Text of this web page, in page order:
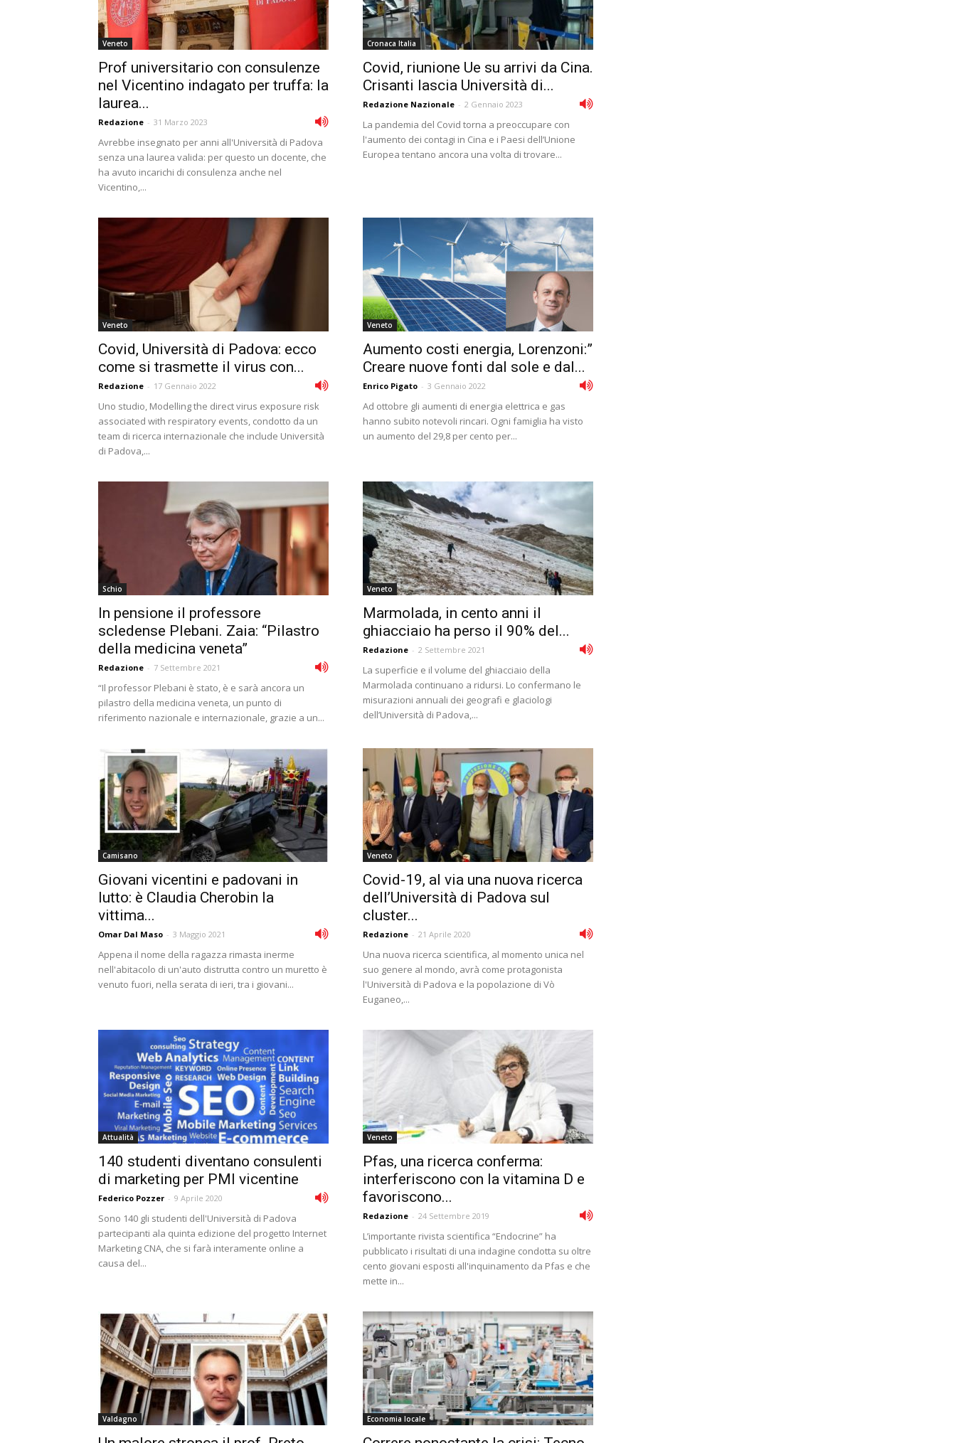
Veneto
Prof universitario con consulenze
nel Vicentino indagato per truffa: la
laurea...
Redazione - 31 Marzo 2023
Avrebbe insegnato per anni all'Università di Padova
senza una laurea valida: per questo un docente, che
ha avuto incarichi di consulenza anche nel
Vicentino,...
Cronaca Italia
Covid, riunione Ue su arrivi da Cina.
Crisanti lascia Università di...
Redazione Nazionale - 2 Gennaio 2023
La pandemia del Covid torna a preoccupare con
l'aumento dei contagi in Cina e i Paesi dell’Unione
Europea tentano ancora una volta di trovare...
Veneto
Covid, Università di Padova: ecco
come si trasmette il virus con...
Redazione - 17 Gennaio 2022
Uno studio, Modelling the direct virus exposure risk
associated with respiratory events, condotto da un
team di ricerca internazionale che include Università
di Padova,...
Veneto
Aumento costi energia, Lorenzoni:”
Creare nuove fonti dal sole e dal...
Enrico Pigato - 3 Gennaio 2022
Ad ottobre gli aumenti di energia elettrica e gas
hanno subito notevoli rincari. Ogni famiglia ha visto
un aumento del 29,8 per cento per...
Schio
In pensione il professore
scledense Plebani. Zaia: “Pilastro
della medicina veneta”
Redazione - 7 Settembre 2021
“Il professor Plebani è stato, è e sarà ancora un
pilastro della medicina veneta, un punto di
riferimento nazionale e internazionale, grazie a un...
Veneto
Marmolada, in cento anni il
ghiacciaio ha perso il 90% del...
Redazione - 2 Settembre 2021
La superficie e il volume del ghiacciaio della
Marmolada continuano a ridursi. Lo confermano le
misurazioni annuali dei geografi e glaciologi
dell’Università di Padova,...
Camisano
Giovani vicentini e padovani in
lutto: è Claudia Cherobin la
vittima...
Omar Dal Maso - 3 Maggio 2021
Appena il nome della ragazza rimasta inerme
nell'abitacolo di un'auto distrutta contro un muretto è
venuto fuori, nella serata di ieri, tra i giovani...
Veneto
Covid-19, al via una nuova ricerca
dell’Università di Padova sul
cluster...
Redazione - 21 Aprile 2020
Una nuova ricerca scientifica, al momento unica nel
suo genere al mondo, avrà come protagonista
l'Università di Padova e la popolazione di Vò
Euganeo,...
Attualità
140 studenti diventano consulenti
di marketing per PMI vicentine
Federico Pozzer - 9 Aprile 2020
Sono 140 gli studenti dell'Università di Padova
partecipanti ala quinta edizione del progetto Internet
Marketing CNA, che si farà interamente online a
causa del...
Veneto
Pfas, una ricerca conferma:
interferiscono con la vitamina D e
favoriscono...
Redazione - 24 Settembre 2019
L’importante rivista scientifica “Endocrine” ha
pubblicato i risultati di una indagine condotta su oltre
cento giovani esposti all'inquinamento da Pfas e che
mette in...
Valdagno Economia locale